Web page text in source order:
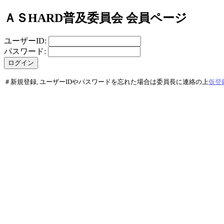
ＡＳHARD普及委員会 会員ページ
ユーザーID:
パスワード:
＃新規登録, ユーザーIDやパスワードを忘れた場合は委員長に連絡の上仮登